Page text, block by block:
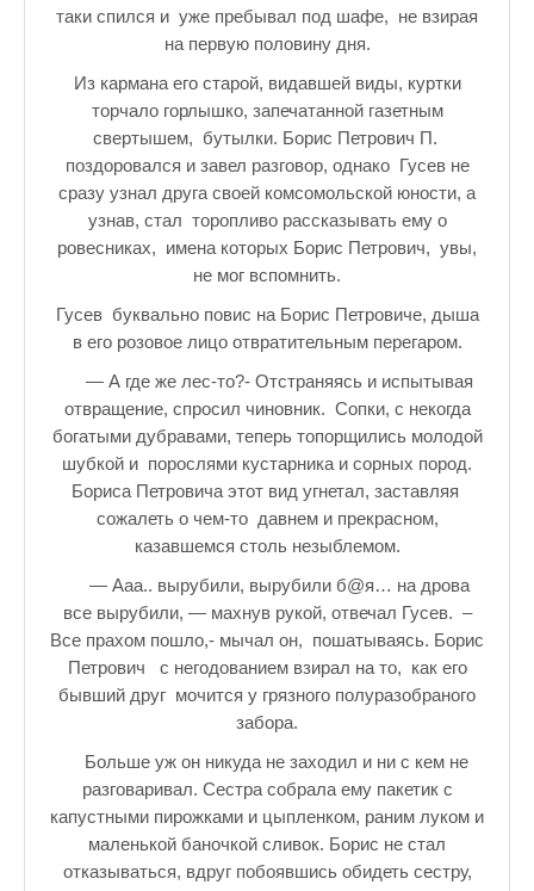
таки спился и уже пребывал под шафе, не взирая
на первую половину дня.
Из кармана его старой, видавшей виды, куртки
торчало горлышко, запечатанной газетным
свертышем, бутылки. Борис Петрович П.
поздоровался и завел разговор, однако Гусев не
сразу узнал друга своей комсомольской юности, а
узнав, стал торопливо рассказывать ему о
ровесниках, имена которых Борис Петрович, увы,
не мог вспомнить.
Гусев буквально повис на Борис Петровиче, дыша
в его розовое лицо отвратительным перегаром.
— А где же лес-то?- Отстраняясь и испытывая
отвращение, спросил чиновник. Сопки, с некогда
богатыми дубравами, теперь топорщились молодой
шубкой и порослями кустарника и сорных пород.
Бориса Петровича этот вид угнетал, заставляя
сожалеть о чем-то давнем и прекрасном,
казавшемся столь незыблемом.
— Ааа.. вырубили, вырубили б@я… на дрова
все вырубили, — махнув рукой, отвечал Гусев. –
Все прахом пошло,- мычал он, пошатываясь. Борис
Петрович с негодованием взирал на то, как его
бывший друг мочится у грязного полуразобраного
забора.
Больше уж он никуда не заходил и ни с кем не
разговаривал. Сестра собрала ему пакетик с
капустными пирожками и цыпленком, раним луком и
маленькой баночкой сливок. Борис не стал
отказываться, вдруг побоявшись обидеть сестру,